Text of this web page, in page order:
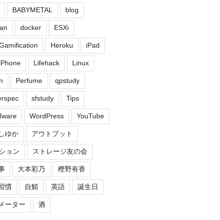
BABYMETAL blog
docker ESXi
Heroku iPad
Lifehack Linux
Perfume qpstudy
sfstudy Tips
WordPress YouTube
ゆか アウトプット
ョン ストレージ友の会
大本彩乃 樫野有香
慣 自鯖 英語 誕生日
ーター 酒